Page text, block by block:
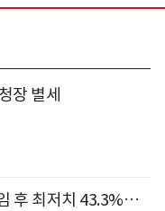
장 별세
후 최저치 43.3%…